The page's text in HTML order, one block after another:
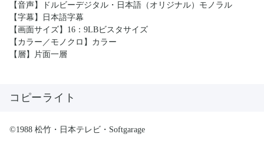
【音声】ドルビーデジタル・日本語（オリジナル）モノラル
【字幕】日本語字幕
【画面サイズ】16：9LBビスタサイズ
【カラー／モノクロ】カラー
【層】片面一層
コピーライト
©1988 松竹・日本テレビ・Softgarage